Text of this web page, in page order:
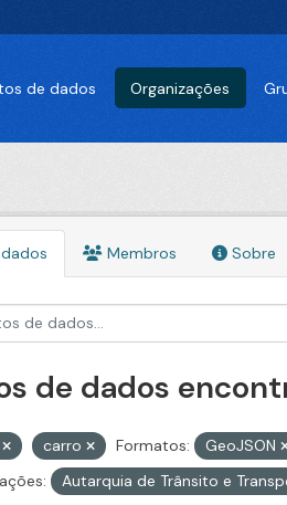
de dados Organizações
Membros Sobre
de dados
carro Formatos:
GeoJSON
Autarquia de Trânsito e